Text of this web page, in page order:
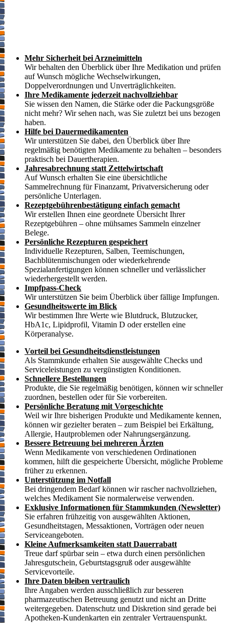
Mehr Sicherheit bei Arzneimitteln
Wir behalten den Überblick über Ihre Medikation und prüfen
auf Wunsch mögliche Wechselwirkungen,
Doppelverordnungen und Unverträglichkeiten.
Ihre Medikamente jederzeit nachvollziehbar
Sie wissen den Namen, die Stärke oder die Packungsgröße
nicht mehr? Wir sehen nach, was Sie zuletzt bei uns bezogen
haben.
Hilfe bei Dauermedikamenten
Wir unterstützen Sie dabei, den Überblick über Ihre
regelmäßig benötigten Medikamente zu behalten – besonders
praktisch bei Dauertherapien.
Jahresabrechnung statt Zettelwirtschaft
Auf Wunsch erhalten Sie eine übersichtliche
Sammelrechnung für Finanzamt, Privatversicherung oder
persönliche Unterlagen.
Rezeptgebührenbestätigung einfach gemacht
Wir erstellen Ihnen eine geordnete Übersicht Ihrer
Rezeptgebühren – ohne mühsames Sammeln einzelner
Belege.
Persönliche Rezepturen gespeichert
Individuelle Rezepturen, Salben, Teemischungen,
Bachblütenmischungen oder wiederkehrende
Spezialanfertigungen können schneller und verlässlicher
wiederhergestellt werden.
Impfpass-Check
Wir unterstützen Sie beim Überblick über fällige Impfungen.
Gesundheitswerte im Blick
Wir bestimmen Ihre Werte wie Blutdruck, Blutzucker,
HbA1c, Lipidprofil, Vitamin D oder erstellen eine
Körperanalyse.
Vorteil bei Gesundheitsdienstleistungen
Als Stammkunde erhalten Sie ausgewählte Checks und
Serviceleistungen zu vergünstigten Konditionen.
Schnellere Bestellungen
Produkte, die Sie regelmäßig benötigen, können wir schneller
zuordnen, bestellen oder für Sie vorbereiten.
Persönliche Beratung mit Vorgeschichte
Weil wir Ihre bisherigen Produkte und Medikamente kennen,
können wir gezielter beraten – zum Beispiel bei Erkältung,
Allergie, Hautproblemen oder Nahrungsergänzung.
Bessere Betreuung bei mehreren Ärzten
Wenn Medikamente von verschiedenen Ordinationen
kommen, hilft die gespeicherte Übersicht, mögliche Probleme
früher zu erkennen.
Unterstützung im Notfall
Bei dringendem Bedarf können wir rascher nachvollziehen,
welches Medikament Sie normalerweise verwenden.
Exklusive Informationen für Stammkunden (Newsletter)
Sie erfahren frühzeitig von ausgewählten Aktionen,
Gesundheitstagen, Messaktionen, Vorträgen oder neuen
Serviceangeboten.
Kleine Aufmerksamkeiten statt Dauerrabatt
Treue darf spürbar sein – etwa durch einen persönlichen
Jahresgutschein, Geburtstagsgruß oder ausgewählte
Servicevorteile.
Ihre Daten bleiben vertraulich
Ihre Angaben werden ausschließlich zur besseren
pharmazeutischen Betreuung genutzt und nicht an Dritte
weitergegeben. Datenschutz und Diskretion sind gerade bei
Apotheken-Kundenkarten ein zentraler Vertrauenspunkt.